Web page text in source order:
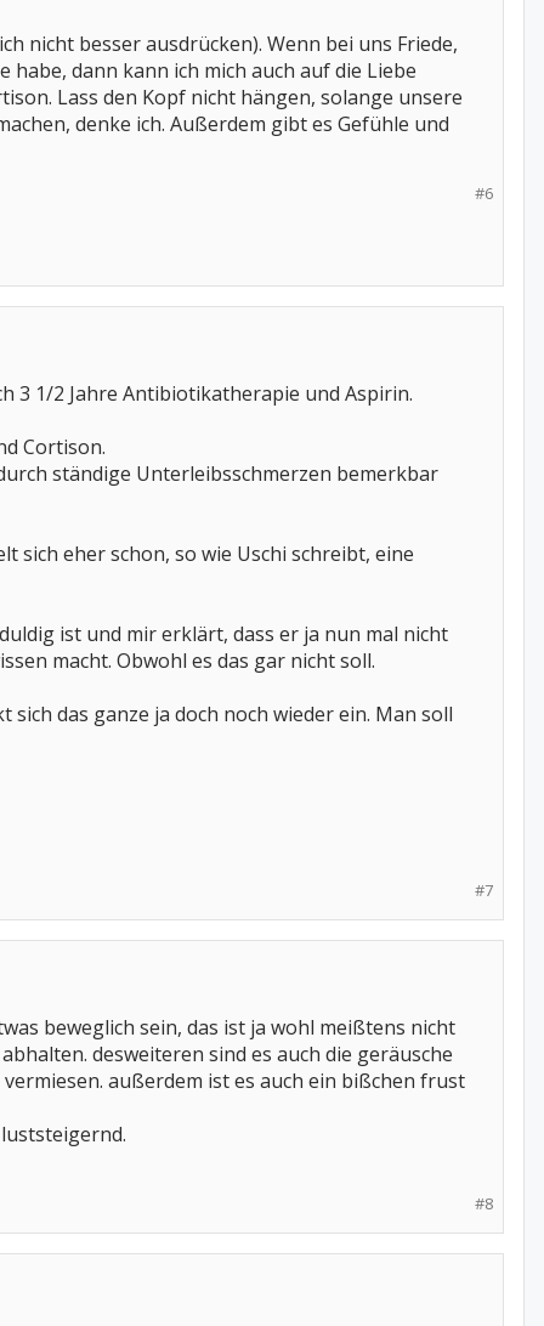
nicht besser ausdrücken). Wenn bei uns Friede,
habe, dann kann ich mich auch auf die Liebe
Lass den Kopf nicht hängen, solange unsere
denke ich. Außerdem gibt es Gefühle und
#6
3 1/2 Jahre Antibiotikatherapie und Aspirin.
Cortison.
ständige Unterleibsschmerzen bemerkbar
sich eher schon, so wie Uschi schreibt, eine
ist und mir erklärt, dass er ja nun mal nicht
macht. Obwohl es das gar nicht soll.
das ganze ja doch noch wieder ein. Man soll
#7
beweglich sein, das ist ja wohl meißtens nicht
desweiteren sind es auch die geräusche
außerdem ist es auch ein bißchen frust
#8